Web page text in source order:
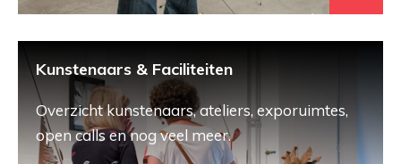
Kunstenaars & Faciliteiten
Overzicht kunstenaars, ateliers, exporuimtes,
open calls en nog veel meer.